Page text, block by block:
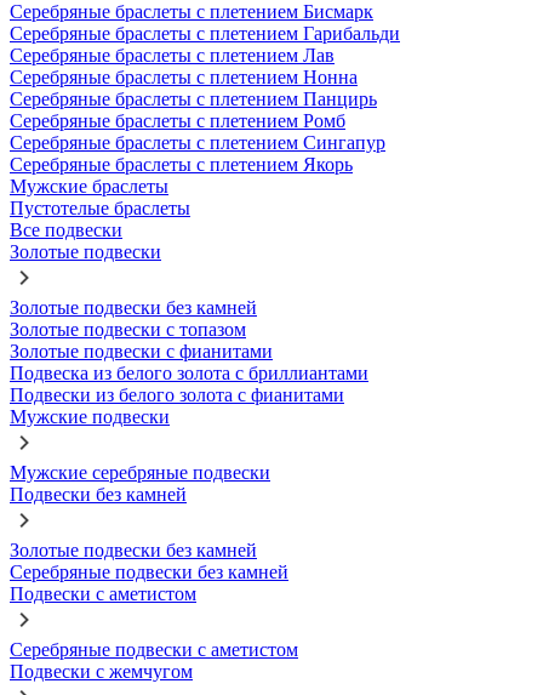
Серебряные браслеты с плетением Бисмарк
Серебряные браслеты с плетением Гарибальди
Серебряные браслеты с плетением Лав
Серебряные браслеты с плетением Нонна
Серебряные браслеты с плетением Панцирь
Серебряные браслеты с плетением Ромб
Серебряные браслеты с плетением Сингапур
Серебряные браслеты с плетением Якорь
Мужские браслеты
Пустотелые браслеты
Все подвески
Золотые подвески
Золотые подвески без камней
Золотые подвески с топазом
Золотые подвески с фианитами
Подвеска из белого золота с бриллиантами
Подвески из белого золота с фианитами
Мужские подвески
Мужские серебряные подвески
Подвески без камней
Золотые подвески без камней
Серебряные подвески без камней
Подвески с аметистом
Серебряные подвески с аметистом
Подвески с жемчугом